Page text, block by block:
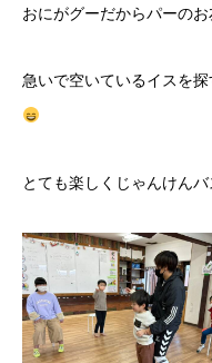
おにがグーだからパーの
急いで空いているイスを
とても楽しくじゃんけんバ